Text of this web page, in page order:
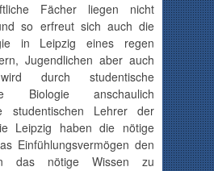
Fächer liegen nicht
so erfreut sich auch die
in Leipzig eines regen
Jugendlichen aber auch
durch studentische
Biologie anschaulich
studentischen Lehrer der
Leipzig haben die nötige
Einfühlungsvermögen den
das nötige Wissen zu